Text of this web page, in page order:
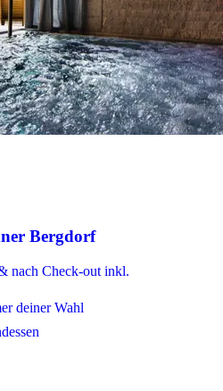
Bergdorf
nach Check-out inkl.
deiner Wahl